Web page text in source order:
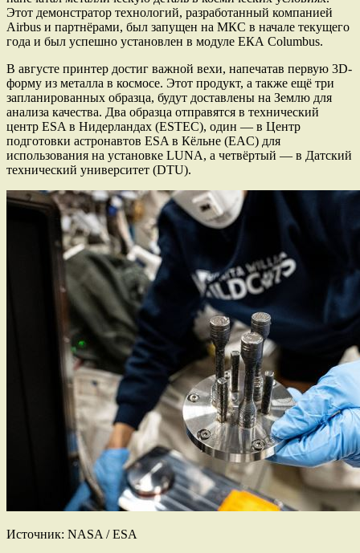
Этот демонстратор технологий, разработанный компанией
Airbus и партнёрами, был запущен на МКС в начале текущего
года и был успешно установлен в модуле ЕКА Columbus.
В августе принтер достиг важной вехи, напечатав первую 3D-
форму из металла в космосе. Этот продукт, а также ещё три
запланированных образца, будут доставлены на Землю для
анализа качества. Два образца отправятся в технический
центр ESA в Нидерландах (ESTEC), один — в Центр
подготовки астронавтов ESA в Кёльне (EAC) для
использования на установке LUNA, а четвёртый — в Датский
технический университет (DTU).
Источник: NASA / ESA